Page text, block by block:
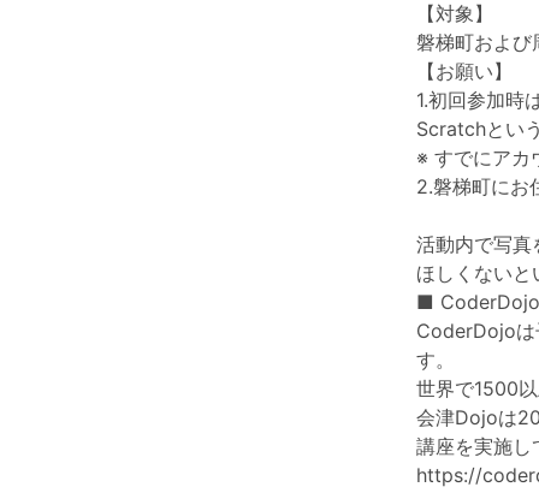
【対象】
磐梯町およ
【お願い】
1.初回参加時
Scratchとい
※ すでにアカ
2.磐梯町にお
活動内で写真
ほしくない
■ CoderDojo
CoderDojoは
す。
世界で1500
会津Dojoは
講座を実施し
https://